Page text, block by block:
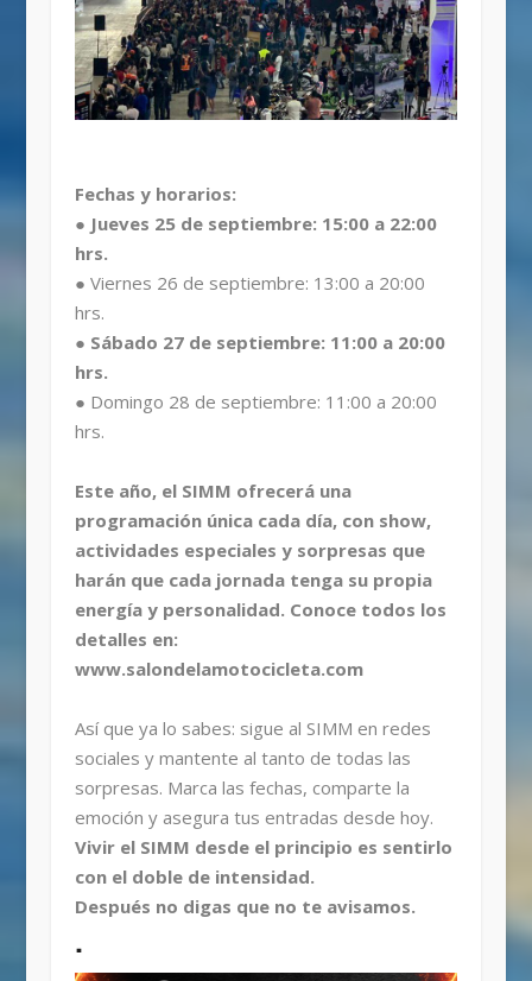
Fechas y horarios:
● Jueves 25 de septiembre: 15:00 a 22:00
hrs.
● Viernes 26 de septiembre: 13:00 a 20:00
hrs.
● Sábado 27 de septiembre: 11:00 a 20:00
hrs.
● Domingo 28 de septiembre: 11:00 a 20:00
hrs.
Este año, el SIMM ofrecerá una
programación única cada día, con show,
actividades especiales y sorpresas que
harán que cada jornada tenga su propia
energía y personalidad. Conoce todos los
detalles en:
www.salondelamotocicleta.com
Así que ya lo sabes: sigue al SIMM en redes
sociales y mantente al tanto de todas las
sorpresas. Marca las fechas, comparte la
emoción y asegura tus entradas desde hoy.
Vivir el SIMM desde el principio es sentirlo
con el doble de intensidad.
Después no digas que no te avisamos.
.